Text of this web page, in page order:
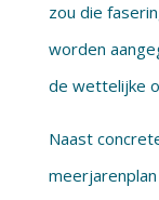
zou die
worden
de wettelijke
Naast